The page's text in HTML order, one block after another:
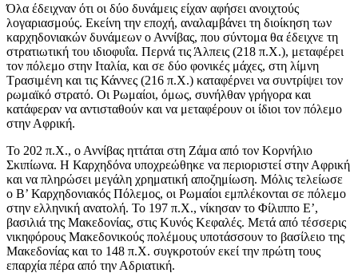
Όλα έδειχναν ότι οι δύο δυνάμεις είχαν αφήσει ανοιχτούς
λογαριασμούς. Εκείνη την εποχή, αναλαμβάνει τη διοίκηση των
καρχηδονιακών δυνάμεων ο Αννίβας, που σύντομα θα έδειχνε τη
στρατιωτική του ιδιοφυΐα. Περνά τις Άλπεις (218 π.Χ.), μεταφέρει
τον πόλεμο στην Ιταλία, και σε δύο φονικές μάχες, στη λίμνη
Τρασιμένη και τις Κάννες (216 π.Χ.) καταφέρνει να συντρίψει τον
ρωμαϊκό στρατό. Οι Ρωμαίοι, όμως, συνήλθαν γρήγορα και
κατάφεραν να αντισταθούν και να μεταφέρουν οι ίδιοι τον πόλεμο
στην Αφρική.
Το 202 π.Χ., ο Αννίβας ηττάται στη Ζάμα από τον Κορνήλιο
Σκιπίωνα. Η Καρχηδόνα υποχρεώθηκε να περιοριστεί στην Αφρική
και να πληρώσει μεγάλη χρηματική αποζημίωση. Μόλις τελείωσε
ο Β’ Καρχηδονιακός Πόλεμος, οι Ρωμαίοι εμπλέκονται σε πόλεμο
στην ελληνική ανατολή. Το 197 π.Χ., νίκησαν το Φίλιππο Ε’,
βασιλιά της Μακεδονίας, στις Κυνός Κεφαλές. Μετά από τέσσερις
νικηφόρους Μακεδονικούς πολέμους υποτάσσουν το βασίλειο της
Μακεδονίας και το 148 π.Χ. συγκροτούν εκεί την πρώτη τους
επαρχία πέρα από την Αδριατική.